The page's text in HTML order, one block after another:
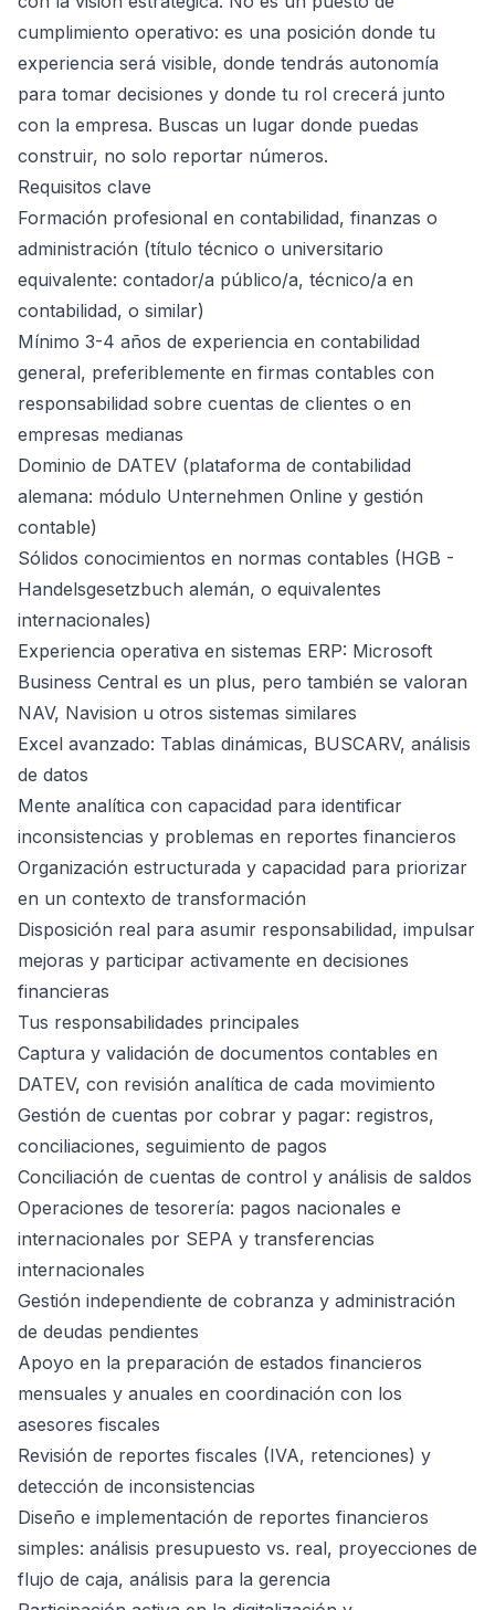
cumplimiento operativo: es una posición donde tu
experiencia será visible, donde tendrás autonomía
para tomar decisiones y donde tu rol crecerá junto
con la empresa. Buscas un lugar donde puedas
construir, no solo reportar números.
Requisitos clave
Formación profesional en contabilidad, finanzas o
administración (título técnico o universitario
equivalente: contador/a público/a, técnico/a en
contabilidad, o similar)
Mínimo 3-4 años de experiencia en contabilidad
general, preferiblemente en firmas contables con
responsabilidad sobre cuentas de clientes o en
empresas medianas
Dominio de DATEV (plataforma de contabilidad
alemana: módulo Unternehmen Online y gestión
contable)
Sólidos conocimientos en normas contables (HGB -
Handelsgesetzbuch alemán, o equivalentes
internacionales)
Experiencia operativa en sistemas ERP: Microsoft
Business Central es un plus, pero también se valoran
NAV, Navision u otros sistemas similares
Excel avanzado: Tablas dinámicas, BUSCARV, análisis
de datos
Mente analítica con capacidad para identificar
inconsistencias y problemas en reportes financieros
Organización estructurada y capacidad para priorizar
en un contexto de transformación
Disposición real para asumir responsabilidad, impulsar
mejoras y participar activamente en decisiones
financieras
Tus responsabilidades principales
Captura y validación de documentos contables en
DATEV, con revisión analítica de cada movimiento
Gestión de cuentas por cobrar y pagar: registros,
conciliaciones, seguimiento de pagos
Conciliación de cuentas de control y análisis de saldos
Operaciones de tesorería: pagos nacionales e
internacionales por SEPA y transferencias
internacionales
Gestión independiente de cobranza y administración
de deudas pendientes
Apoyo en la preparación de estados financieros
mensuales y anuales en coordinación con los
asesores fiscales
Revisión de reportes fiscales (IVA, retenciones) y
detección de inconsistencias
Diseño e implementación de reportes financieros
simples: análisis presupuesto vs. real, proyecciones de
flujo de caja, análisis para la gerencia